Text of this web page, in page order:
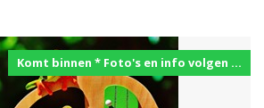
Komt binnen * Foto's en info volgen ...